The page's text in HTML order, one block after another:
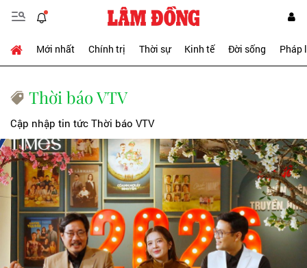
Mới nhất Chính trị Thời sự Kinh tế Đời sống Pháp
Thời báo VTV
Cập nhập tin tức Thời báo VTV